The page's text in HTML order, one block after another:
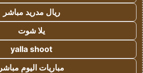
ريال مدريد مباشر
يلا شوت
yalla shoot
مباريات اليوم مباشر